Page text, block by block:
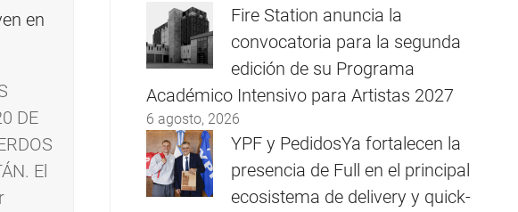
DE
El
Fire Station anuncia la
convocatoria para la segunda
edición de su Programa
Académico Intensivo para Artistas 2027
6 agosto, 2026
YPF y PedidosYa fortalecen la
presencia de Full en el principal
ecosistema de delivery y quick-